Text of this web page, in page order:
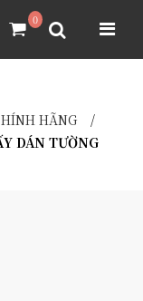
0
NHẬT BẢN
HÃNG
/
DÁN TƯỜNG